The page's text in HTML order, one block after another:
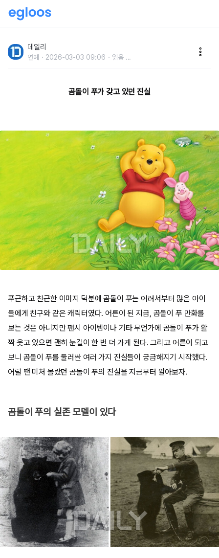
데일리
연예 2026-03-03 09:06 읽음 ...
곰돌이 푸가 갖고 있던 진실
푸근하고 친근한 이미지 덕분에 곰돌이 푸는 어려서부터 많은 아이
들에게 친구와 같은 캐릭터였다. 어른이 된 지금, 곰돌이 푸 만화를
보는 것은 아니지만 팬시 아이템이나 기타 무언가에 곰돌이 푸가 활
짝 웃고 있으면 괜히 눈길이 한 번 더 가게 된다. 그리고 어른이 되고
보니 곰돌이 푸를 둘러싼 여러 가지 진실들이 궁금해지기 시작했다.
어릴 땐 미처 몰랐던 곰돌이 푸의 진실을 지금부터 알아보자.
곰돌이 푸의 실존 모델이 있다